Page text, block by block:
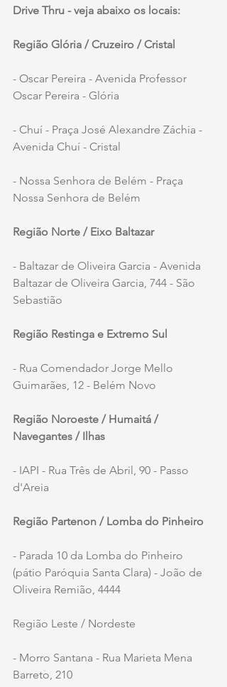
Drive Thru - veja abaixo os locais:
Região Glória / Cruzeiro / Cristal
- Oscar Pereira - Avenida Professor
Oscar Pereira - Glória
- Chuí - Praça José Alexandre Záchia -
Avenida Chuí - Cristal
- Nossa Senhora de Belém - Praça
Nossa Senhora de Belém
Região Norte / Eixo Baltazar
- Baltazar de Oliveira Garcia - Avenida
Baltazar de Oliveira Garcia, 744 - São
Sebastião
Região Restinga e Extremo Sul
- Rua Comendador Jorge Mello
Guimarães, 12 - Belém Novo
Região Noroeste / Humaitá /
Navegantes / Ilhas
- IAPI - Rua Três de Abril, 90 - Passo
d'Areia
Região Partenon / Lomba do Pinheiro
- Parada 10 da Lomba do Pinheiro
(pátio Paróquia Santa Clara) - João de
Oliveira Remião, 4444
Região Leste / Nordeste
- Morro Santana - Rua Marieta Mena
Barreto, 210